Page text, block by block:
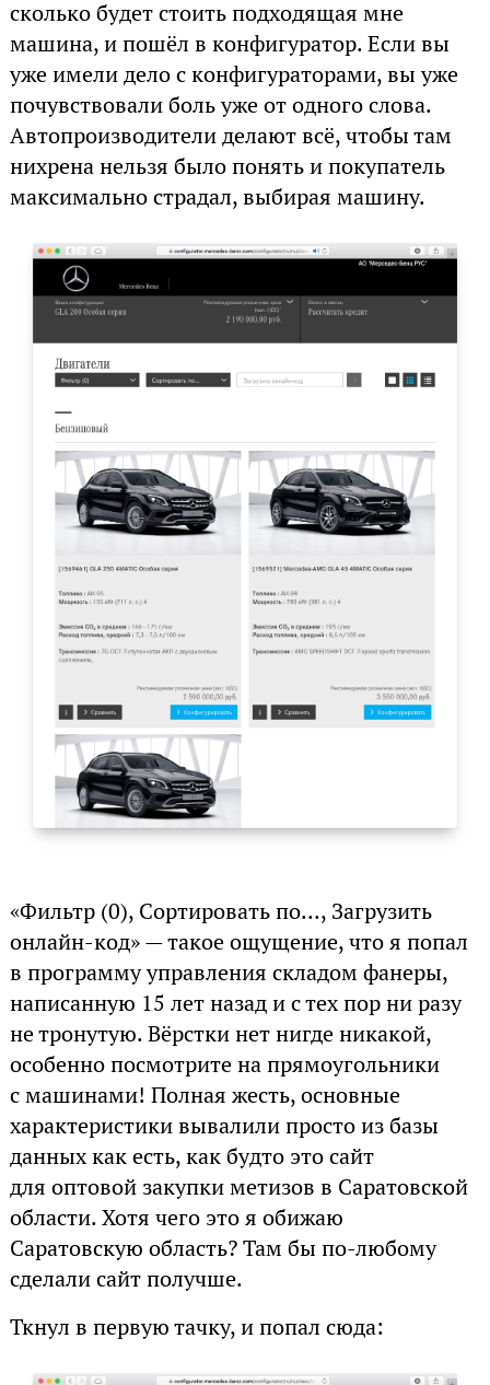
сколько будет стоить подходящая мне
машина, и пошёл в конфигуратор. Если вы
уже имели дело с конфигураторами, вы уже
почувствовали боль уже от одного слова.
Автопроизводители делают всё, чтобы там
нихрена нельзя было понять и покупатель
максимально страдал, выбирая машину.
«Фильтр (0), Сортировать по..., Загрузить
онлайн-код» — такое ощущение, что я попал
в программу управления складом фанеры,
написанную 15 лет назад и с тех пор ни разу
не тронутую. Вёрстки нет нигде никакой,
особенно посмотрите на прямоугольники
с машинами! Полная жесть, основные
характеристики вывалили просто из базы
данных как есть, как будто это сайт
для оптовой закупки метизов в Саратовской
области. Хотя чего это я обижаю
Саратовскую область? Там бы по-любому
сделали сайт получше.
Ткнул в первую тачку, и попал сюда: